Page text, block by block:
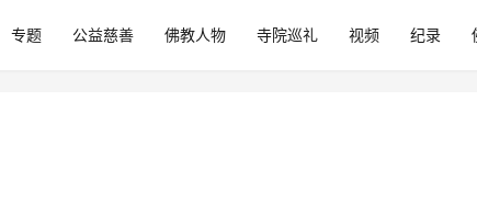
专题 公益慈善 佛教人物 寺院巡礼 视频 纪录